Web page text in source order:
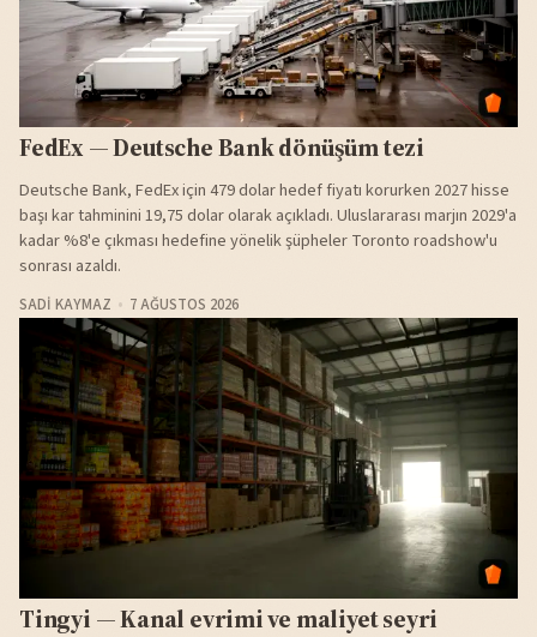
FedEx — Deutsche Bank dönüşüm tezi
Deutsche Bank, FedEx için 479 dolar hedef fiyatı korurken 2027 hisse
başı kar tahminini 19,75 dolar olarak açıkladı. Uluslararası marjın 2029'a
kadar %8'e çıkması hedefine yönelik şüpheler Toronto roadshow'u
sonrası azaldı.
SADI KAYMAZ 7 AĞUSTOS 2026
Tingyi — Kanal evrimi ve maliyet seyri